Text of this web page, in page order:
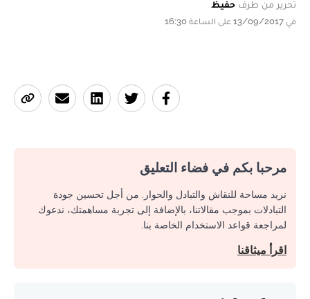
تحرير من طرف حفيظ
في 13/09/2017 على الساعة 16:30
مرحبا بكم في فضاء التعليق
نريد مساحة للنقاش والتبادل والحوار. من أجل تحسين جودة
التبادلات بموجب مقالاتنا، بالإضافة إلى تجربة مساهمتك، ندعوك
لمراجعة قواعد الاستخدام الخاصة بنا.
اقرأ ميثاقنا